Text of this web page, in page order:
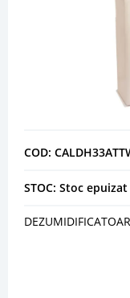
COD:
STOC: Stoc epuizat